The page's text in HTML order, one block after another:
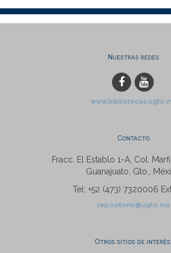
Nuestras redes
Contacto
Fracc. El Establo 1-A, Col.
Guanajuato, Gto.,
Tel: +52 (473) 7320006
repositorio@ugto.mx
Otros sitios de interés: